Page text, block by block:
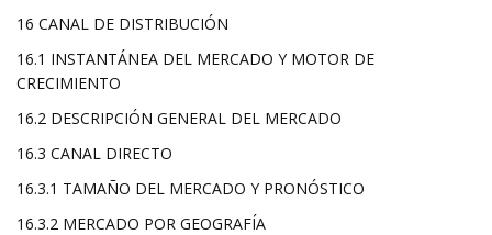
16 CANAL DE DISTRIBUCIÓN
16.1 INSTANTÁNEA DEL MERCADO Y MOTOR DE
CRECIMIENTO
16.2 DESCRIPCIÓN GENERAL DEL MERCADO
16.3 CANAL DIRECTO
16.3.1 TAMAÑO DEL MERCADO Y PRONÓSTICO
16.3.2 MERCADO POR GEOGRAFÍA